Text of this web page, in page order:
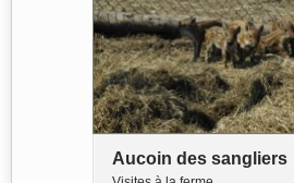
Aucoin des sangliers